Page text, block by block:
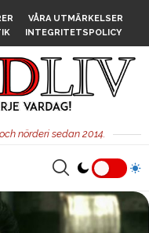
VÅRA UTMÄRKELSER
INTEGRITETSPOLICY
nörderi sedan 2014.